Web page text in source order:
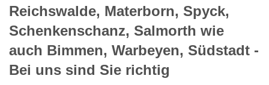
Reichswalde, Materborn, Spyck,
Schenkenschanz, Salmorth wie
auch Bimmen, Warbeyen, Südstadt -
Bei uns sind Sie richtig